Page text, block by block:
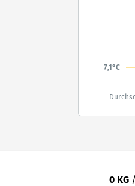
7,1°C
0 KG